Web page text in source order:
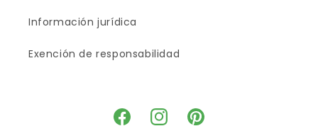
Información jurídica
Exención de responsabilidad